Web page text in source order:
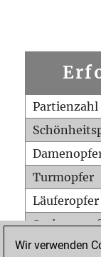
Partienzahl
Turmopfer
Läuferopfer
Wir verwenden